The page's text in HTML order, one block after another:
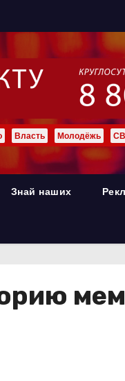
Власть Молодёжь
Знай наших